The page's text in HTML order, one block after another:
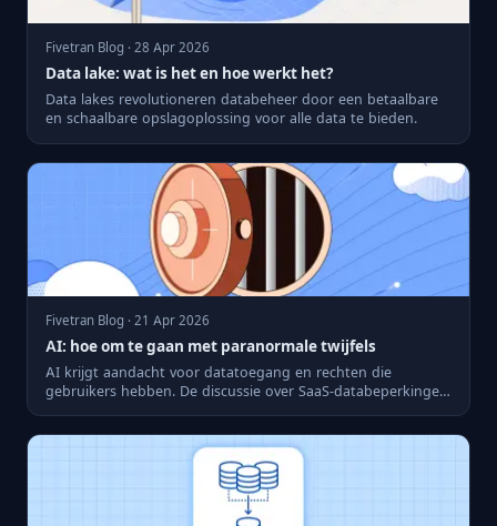
Fivetran Blog · 28 Apr 2026
Data lake: wat is het en hoe werkt het?
Data lakes revolutioneren databeheer door een betaalbare
en schaalbare opslagoplossing voor alle data te bieden.
Fivetran Blog · 21 Apr 2026
AI: hoe om te gaan met paranormale twijfels
AI krijgt aandacht voor datatoegang en rechten die
gebruikers hebben. De discussie over SaaS-databeperkingen